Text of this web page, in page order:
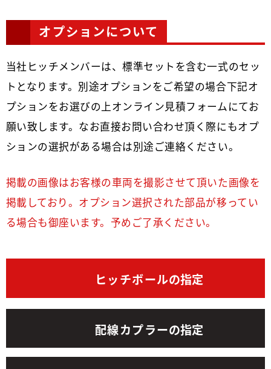
オプションについて
当社ヒッチメンバーは、標準セットを含む一式のセッ
トとなります。別途オプションをご希望の場合下記オ
プションをお選びの上オンライン見積フォームにてお
願い致します。なお直接お問い合わせ頂く際にもオプ
ションの選択がある場合は別途ご連絡ください。
掲載の画像はお客様の車両を撮影させて頂いた画像を
掲載しており。オプション選択された部品が移ってい
る場合も御座います。予めご了承ください。
ヒッチボールの指定
配線カプラーの指定